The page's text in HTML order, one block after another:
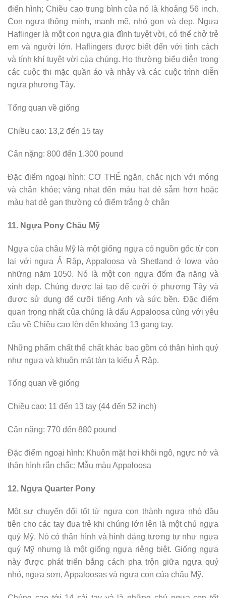
điển hình; Chiều cao trung bình của nó là khoảng 56 inch.
Con ngựa thông minh, mạnh mẽ, nhỏ gọn và đẹp. Ngựa
Haflinger là một con ngựa gia đình tuyệt vời, có thể chở trẻ
em và người lớn. Haflingers được biết đến với tính cách
và tính khí tuyệt vời của chúng. Họ thường biểu diễn trong
các cuộc thi mặc quần áo và nhảy và các cuộc trình diễn
ngựa phương Tây.
Tổng quan về giống
Chiều cao: 13,2 đến 15 tay
Cân nặng: 800 đến 1.300 pound
Đặc điểm ngoại hình: CƠ THỂ ngắn, chắc nịch với móng
và chân khỏe; vàng nhạt đến màu hạt dẻ sẫm hơn hoặc
màu hạt dẻ gan thường có điểm trắng ở chân
11. Ngựa Pony Châu Mỹ
Ngựa của châu Mỹ là một giống ngựa có nguồn gốc từ con
lai với ngựa Ả Rập, Appaloosa và Shetland ở Iowa vào
những năm 1050. Nó là một con ngựa đốm đa năng và
xinh đẹp. Chúng được lai tạo để cưỡi ở phương Tây và
được sử dụng để cưỡi tiếng Anh và sức bền. Đặc điểm
quan trọng nhất của chúng là dấu Appaloosa cùng với yêu
cầu về Chiều cao lên đến khoảng 13 gang tay.
Những phẩm chất thể chất khác bao gồm có thân hình quý
như ngựa và khuôn mặt tàn tạ kiểu Ả Rập.
Tổng quan về giống
Chiều cao: 11 đến 13 tay (44 đến 52 inch)
Cân nặng: 770 đến 880 pound
Đặc điểm ngoại hình: Khuôn mặt hơi khôi ngô, ngực nở và
thân hình rắn chắc; Mẫu màu Appaloosa
12. Ngựa Quarter Pony
Một sự chuyển đổi tốt từ ngựa con thành ngựa nhỏ đầu
tiên cho các tay đua trẻ khi chúng lớn lên là một chú ngựa
quý Mỹ. Nó có thân hình và hình dáng tương tự như ngựa
quý Mỹ nhưng là một giống ngựa riêng biệt. Giống ngựa
này được phát triển bằng cách pha trộn giữa ngựa quý
nhỏ, ngựa sơn, Appaloosas và ngựa con của châu Mỹ.